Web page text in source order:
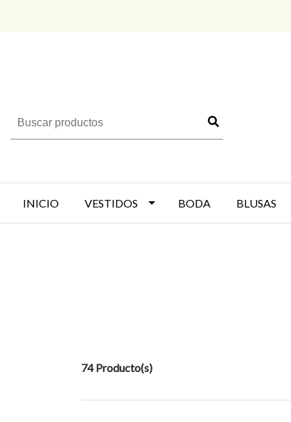
INICIO VESTIDOS BODA BLUSAS
74 Producto(s)